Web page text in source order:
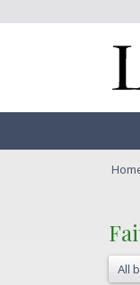
All